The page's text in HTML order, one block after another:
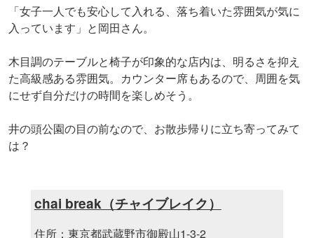
「女子一人でも安心して入れる、落ち着いた雰囲気が気に
入っています」と岡田さん。
木目調のテーブルと椅子が印象的な店内は、明るさを抑え
た高級感ある雰囲気。カウンター席もあるので、周囲を気
にせず自分だけの時間を楽しめそう。
井の頭公園の目の前なので、お散歩帰りに立ち寄ってみて
は？
chai break（チャイブレイク）
住所：東京都武蔵野市御殿山1-3-2